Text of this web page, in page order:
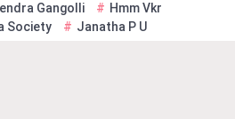
Gangolli
Hmm Vkr
Society
Janatha P U